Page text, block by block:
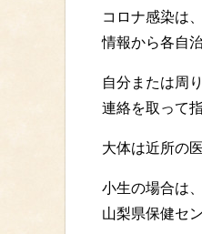
コロナ感染は
情報から各自
自分または周
連絡を取って
大体は近所の
小生の場合は
山梨県保健セ